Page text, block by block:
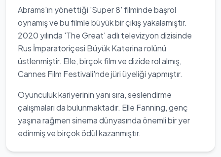
Abrams'ın yönettiği 'Super 8' filminde başrol
oynamış ve bu filmle büyük bir çıkış yakalamıştır.
2020 yılında 'The Great' adlı televizyon dizisinde
Rus İmparatoriçesi Büyük Katerina rolünü
üstlenmiştir. Elle, birçok film ve dizide rol almış,
Cannes Film Festivali'nde jüri üyeliği yapmıştır.
Oyunculuk kariyerinin yanı sıra, seslendirme
çalışmaları da bulunmaktadır. Elle Fanning, genç
yaşına rağmen sinema dünyasında önemli bir yer
edinmiş ve birçok ödül kazanmıştır.